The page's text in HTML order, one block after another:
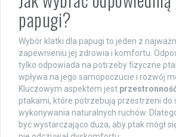
papugi?
Wybór klatki dla papugi to jeden z
zapewnieniu jej zdrowia i komfortu.
tylko odpowiada na potrzeby fizyczne
wpływa na jego samopoczucie i rozwój
Kluczowym aspektem jest
ptakami, które potrzebują przestrzeni do
wykonywania naturalnych ruchów.
być wystarczająco duża, aby ptak mógł